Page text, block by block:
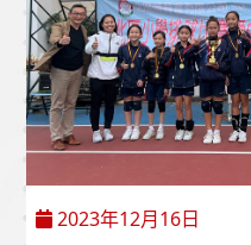
2023年12月16日